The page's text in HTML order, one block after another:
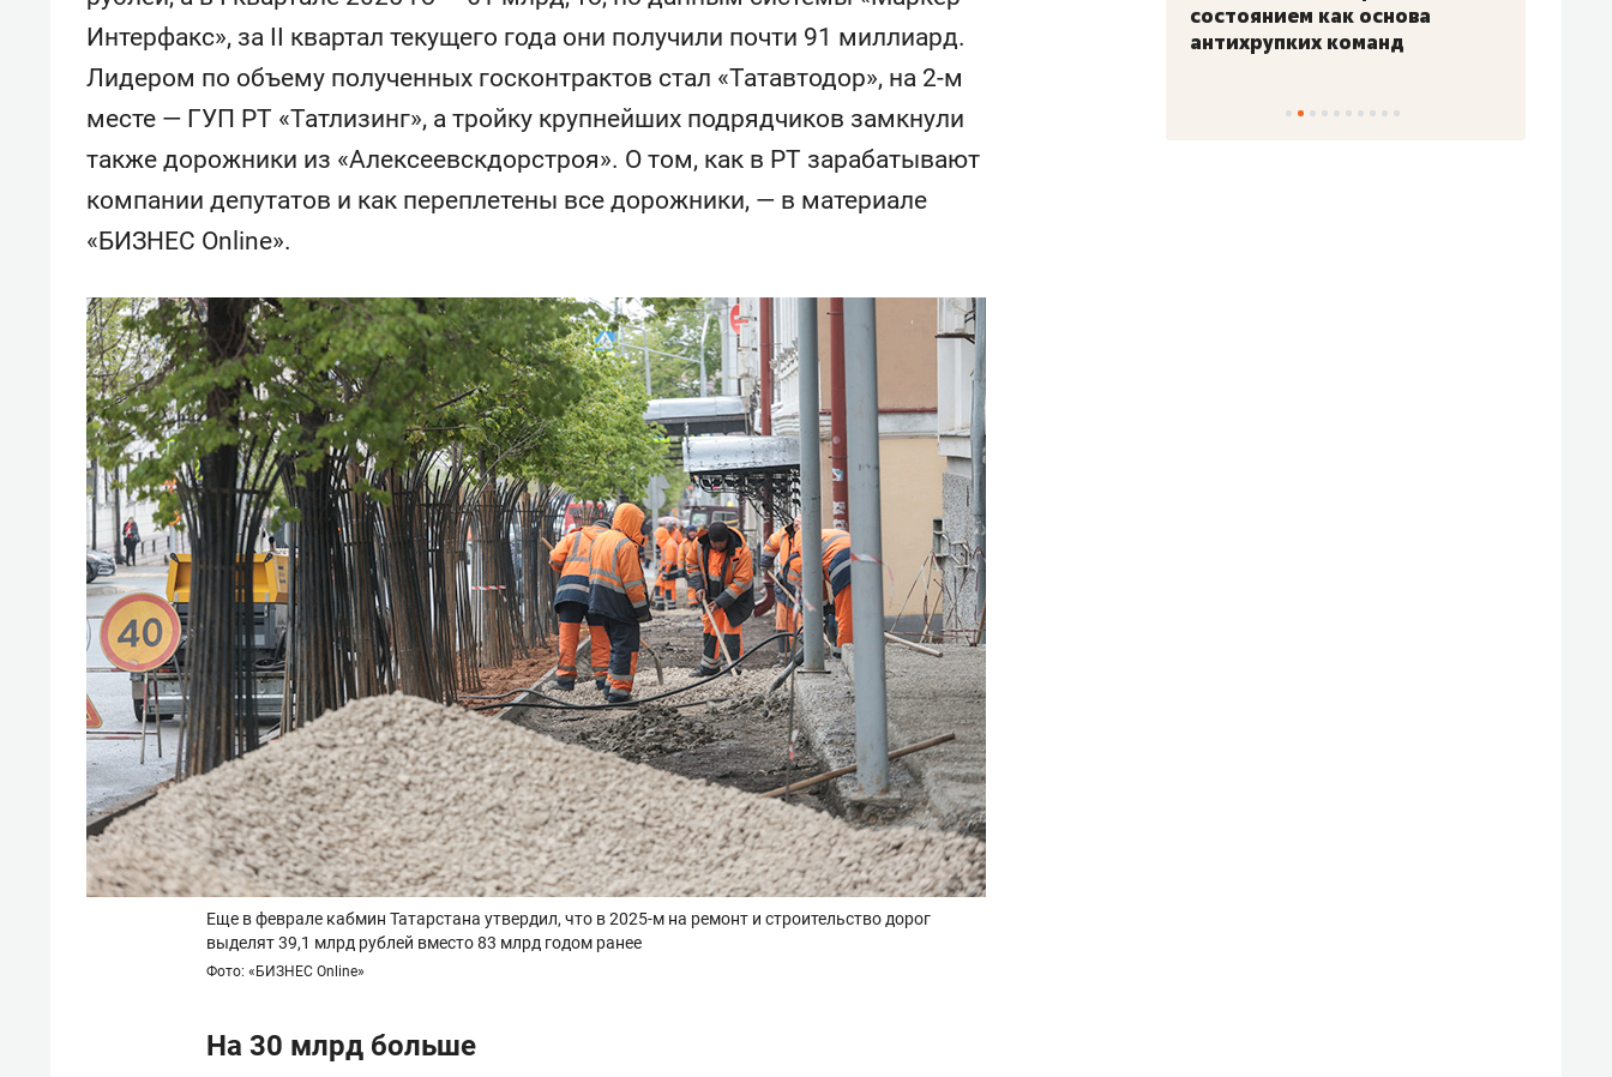
Интерфакс», за II квартал текущего года они получили почти 91 миллиард.
Лидером по объему полученных госконтрактов стал «Татавтодор», на 2-м
месте — ГУП РТ «Татлизинг», а тройку крупнейших подрядчиков замкнули
также дорожники из «Алексеевскдорстроя». О том, как в РТ зарабатывают
компании депутатов и как переплетены все дорожники, — в материале
«БИЗНЕС Online».
Еще в феврале кабмин Татарстана утвердил, что в 2025-м на ремонт и строительство дорог
выделят 39,1 млрд рублей вместо 83 млрд годом ранее
Фото: «БИЗНЕС Online»
На 30 млрд больше
состоянием как основа
антихрупких команд
«Гонка Героев»